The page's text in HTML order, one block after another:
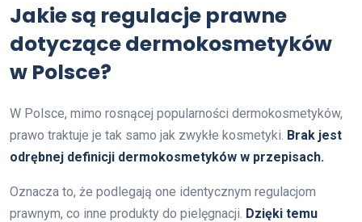
Jakie są regulacje prawne
dotyczące dermokosmetyków
w Polsce?
W Polsce, mimo rosnącej popularności dermokosmetyków,
prawo traktuje je tak samo jak zwykłe kosmetyki. Brak jest
odrębnej definicji dermokosmetyków w przepisach.
Oznacza to, że podlegają one identycznym regulacjom
prawnym, co inne produkty do pielęgnacji. Dzięki temu